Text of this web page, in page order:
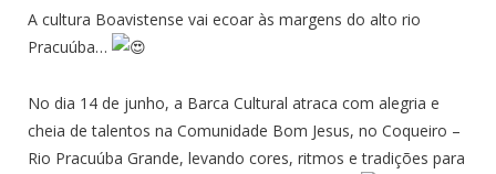
A cultura Boavistense vai ecoar às margens do alto rio
Pracuúba…
No dia 14 de junho, a Barca Cultural atraca com alegria e
cheia de talentos na Comunidade Bom Jesus, no Coqueiro –
Rio Pracuúba Grande, levando cores, ritmos e tradições para